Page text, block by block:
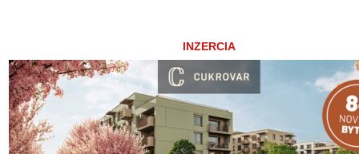
život Miroslava Válka
Slovenskí a českí autori sa predstavia v Trnave
Literárne stretnutie Trnavská poetika o knihe Miroslava
mora s hudbou The Breakers
V knižnici budú spomínať na talentovaného básnika Jána